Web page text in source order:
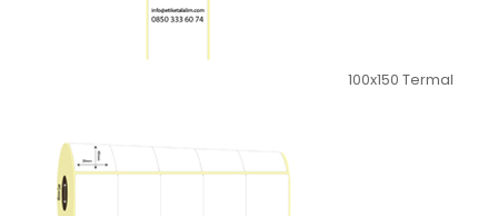
100x150 Termal